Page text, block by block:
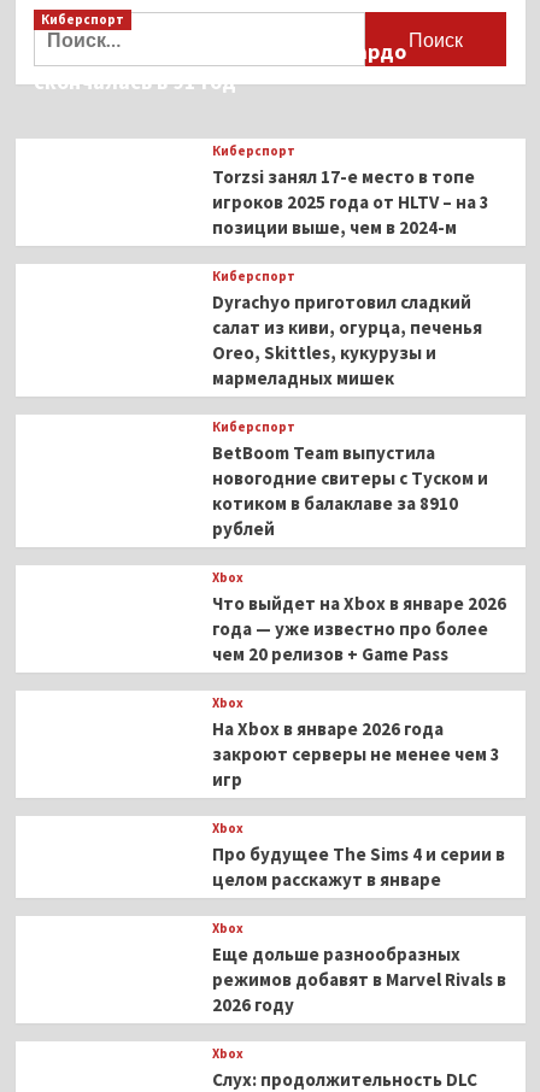
«Зайчика»
за концовки
в визуальной
их исправить
Найти:
Киберспорт
Французская актриса Брижит Бардо
скончалась в 91 год
Киберспорт
Torzsi занял 17-е место в топе
игроков 2025 года от HLTV – на 3
позиции выше, чем в 2024-м
Киберспорт
Dyrachyo приготовил сладкий
салат из киви, огурца, печенья
Oreo, Skittles, кукурузы и
мармеладных мишек
Киберспорт
BetBoom Team выпустила
новогодние свитеры с Туском и
котиком в балаклаве за 8910
рублей
Xbox
Что выйдет на Xbox в январе 2026
года — уже известно про более
чем 20 релизов + Game Pass
Xbox
На Xbox в январе 2026 года
закроют серверы не менее чем 3
игр
Xbox
Про будущее The Sims 4 и серии в
целом расскажут в январе
Xbox
Еще дольше разнообразных
режимов добавят в Marvel Rivals в
2026 году
Xbox
Слух: продолжительность DLC